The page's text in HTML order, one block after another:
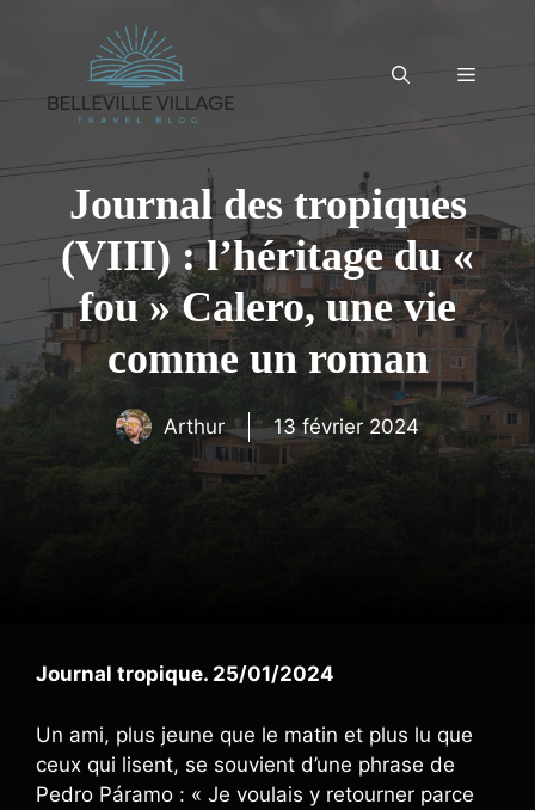
Menu
Journal des tropiques
(VIII) : l’héritage du «
fou » Calero, une vie
comme un roman
Arthur 13 février 2024
Journal tropique. 25/01/2024
Un ami, plus jeune que le matin et plus lu que
ceux qui lisent, se souvient d’une phrase de
Pedro Páramo : « Je voulais y retourner parce